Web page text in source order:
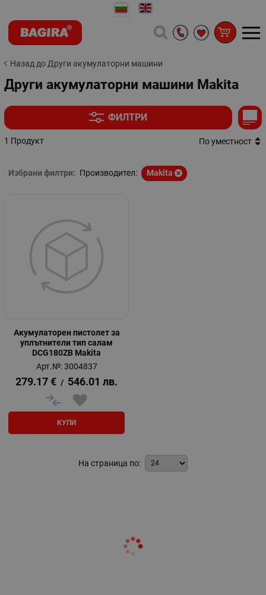
Назад до Други акумулаторни машини
Други акумулаторни машини Makita
ФИЛТРИ
1 Продукт По уместност
Избрани филтри: Производител: Makita
Акумулаторен пистолет за
уплътнители тип салам
DCG180ZB Makita
Арт.№: 3004837
279.17 € / 546.01 лв.
КУПИ
На страница по: